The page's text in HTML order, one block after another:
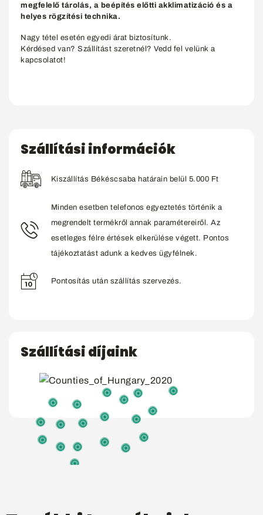
megfelelő tárolás, a beépítés előtti akklimatizáció és a
helyes rögzítési technika.
Nagy tétel esetén egyedi árat biztosítunk.
Kérdésed van? Szállítást szeretnél? Vedd fel velünk a
kapcsolatot!
Szállítási információk
Kiszállítás Békéscsaba határain belül 5.000 Ft
Minden esetben telefonos egyeztetés történik a
megrendelt termékről annak paramétereiről. Az
esetleges félre értések elkerülése végett. Pontos
tájékoztatást adunk a kedves ügyfélnek.
Pontosítás után szállítás szervezés.
Szállítási díjaink